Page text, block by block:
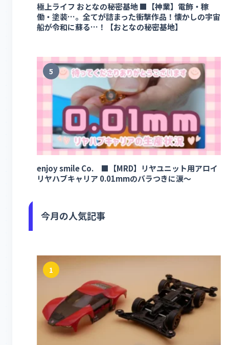
極上ライフ おとなの秘密基地 ■【神業】電飾・稼
働・塗装…。全てが詰まった衝撃作品！懐かしの宇宙
船が令和に蘇る…！【おとなの秘密基地】
5
enjoy smile Co. ■【MRD】リヤユニット用アロイ
リヤハブキャリア 0.01mmのバラつきに涙～
今月の人気記事
1